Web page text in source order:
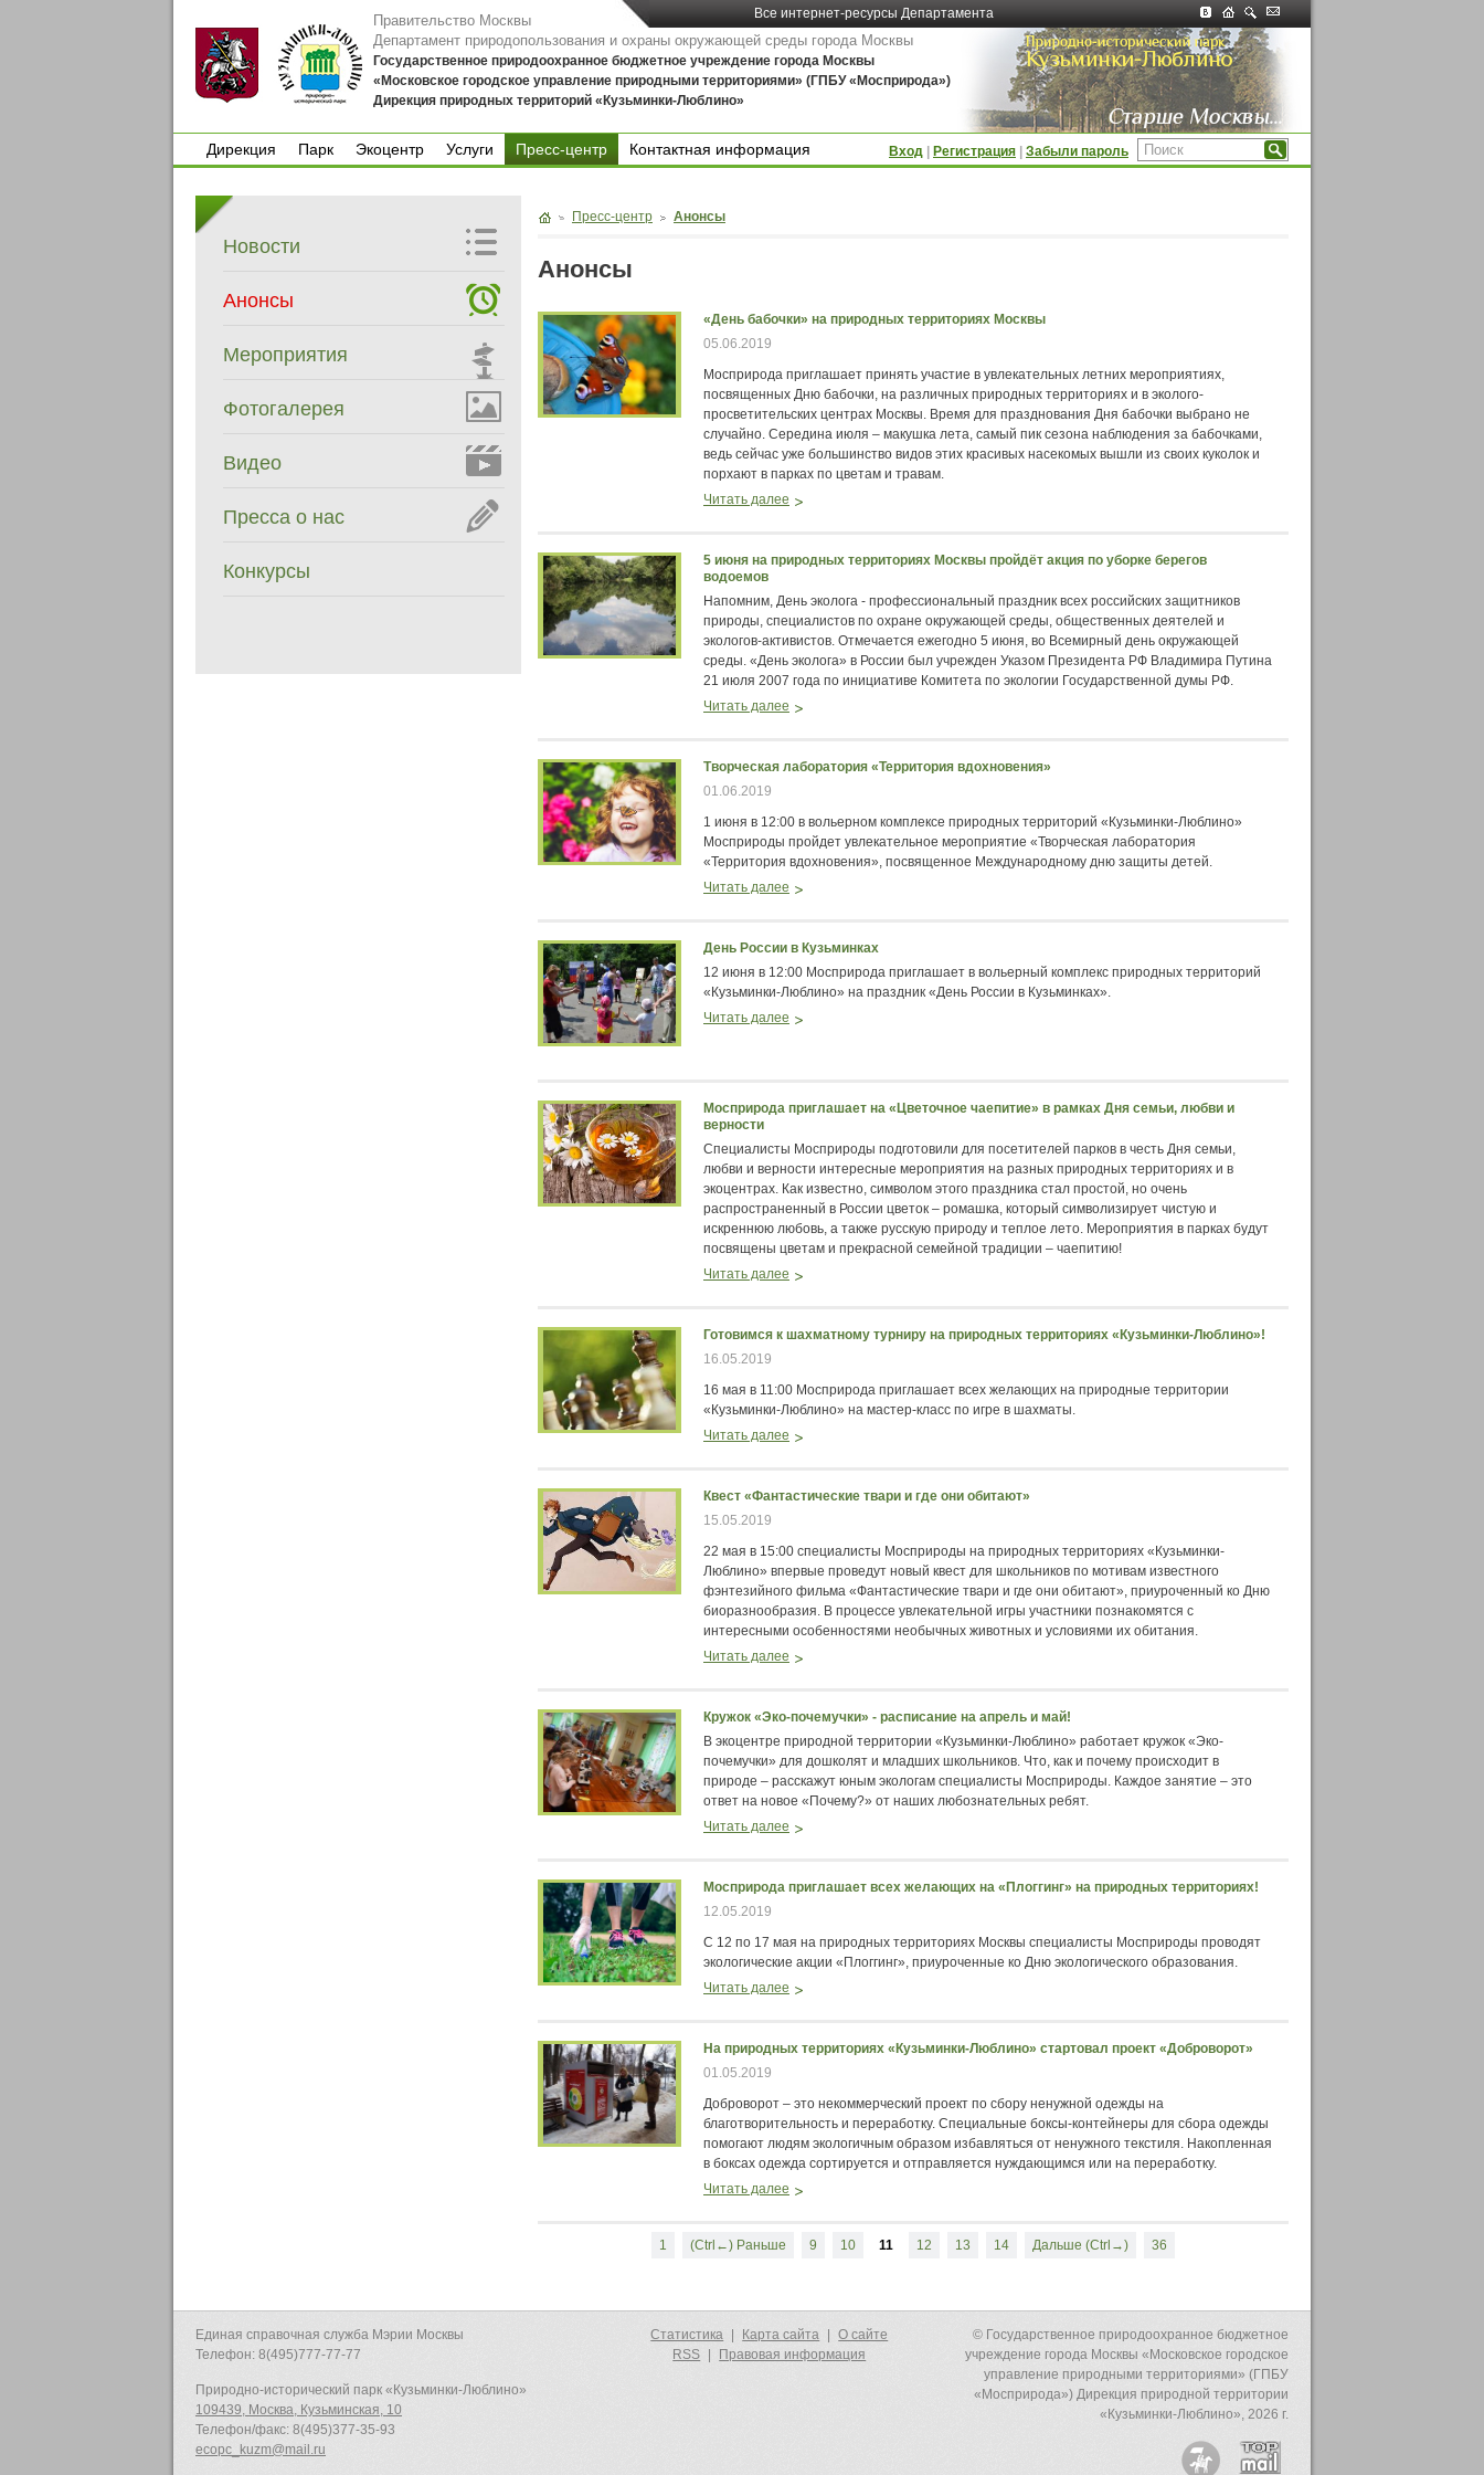
Все интернет-ресурсы Департамента
Правительство Москвы
Департамент природопользования и охраны окружающей среды города Москвы
Государственное природоохранное бюджетное учреждение города Москвы
«Московское городское управление природными территориями» (ГПБУ «Мосприрода»)
Дирекция природных территорий «Кузьминки-Люблино»
Дирекция
Парк
Экоцентр
Услуги
Пресс-центр
Контактная информация
Вход Регистрация Забыли пароль
Новости
Анонсы
Мероприятия
Фотогалерея
Видео
Пресса о нас
Конкурсы
Пресс-центр Анонсы
Анонсы
«День бабочки» на природных территориях Москвы
05.06.2019
Мосприрода приглашает принять участие в увлекательных летних мероприятиях,
посвященных Дню бабочки, на различных природных территориях и в эколого-
просветительских центрах Москвы. Время для празднования Дня бабочки выбрано не
случайно. Середина июля – макушка лета, самый пик сезона наблюдения за бабочками,
ведь сейчас уже большинство видов этих красивых насекомых вышли из своих куколок и
порхают в парках по цветам и травам.
Читать далее
5 июня на природных территориях Москвы пройдёт акция по уборке берегов
водоемов
Напомним, День эколога - профессиональный праздник всех российских защитников
природы, специалистов по охране окружающей среды, общественных деятелей и
экологов-активистов. Отмечается ежегодно 5 июня, во Всемирный день окружающей
среды. «День эколога» в России был учрежден Указом Президента РФ Владимира Путина
21 июля 2007 года по инициативе Комитета по экологии Государственной думы РФ.
Читать далее
Творческая лаборатория «Территория вдохновения»
01.06.2019
1 июня в 12:00 в вольерном комплексе природных территорий «Кузьминки-Люблино»
Мосприроды пройдет увлекательное мероприятие «Творческая лаборатория
«Территория вдохновения», посвященное Международному дню защиты детей.
Читать далее
День России в Кузьминках
12 июня в 12:00 Мосприрода приглашает в вольерный комплекс природных территорий
«Кузьминки-Люблино» на праздник «День России в Кузьминках».
Читать далее
Мосприрода приглашает на «Цветочное чаепитие» в рамках Дня семьи, любви и
верности
Специалисты Мосприроды подготовили для посетителей парков в честь Дня семьи,
любви и верности интересные мероприятия на разных природных территориях и в
экоцентрах. Как известно, символом этого праздника стал простой, но очень
распространенный в России цветок – ромашка, который символизирует чистую и
искреннюю любовь, а также русскую природу и теплое лето. Мероприятия в парках будут
посвящены цветам и прекрасной семейной традиции – чаепитию!
Читать далее
Готовимся к шахматному турниру на природных территориях «Кузьминки-Люблино»!
16.05.2019
16 мая в 11:00 Мосприрода приглашает всех желающих на природные территории
«Кузьминки-Люблино» на мастер-класс по игре в шахматы.
Читать далее
Квест «Фантастические твари и где они обитают»
15.05.2019
22 мая в 15:00 специалисты Мосприроды на природных территориях «Кузьминки-
Люблино» впервые проведут новый квест для школьников по мотивам известного
фэнтезийного фильма «Фантастические твари и где они обитают», приуроченный ко Дню
биоразнообразия. В процессе увлекательной игры участники познакомятся с
интересными особенностями необычных животных и условиями их обитания.
Читать далее
Кружок «Эко-почемучки» - расписание на апрель и май!
В экоцентре природной территории «Кузьминки-Люблино» работает кружок «Эко-
почемучки» для дошколят и младших школьников. Что, как и почему происходит в
природе – расскажут юным экологам специалисты Мосприроды. Каждое занятие – это
ответ на новое «Почему?» от наших любознательных ребят.
Читать далее
Мосприрода приглашает всех желающих на «Плоггинг» на природных территориях!
12.05.2019
С 12 по 17 мая на природных территориях Москвы специалисты Мосприроды проводят
экологические акции «Плоггинг», приуроченные ко Дню экологического образования.
Читать далее
На природных территориях «Кузьминки-Люблино» стартовал проект «Доброворот»
01.05.2019
Доброворот – это некоммерческий проект по сбору ненужной одежды на
благотворительность и переработку. Специальные боксы-контейнеры для сбора одежды
помогают людям экологичным образом избавляться от ненужного текстиля. Накопленная
в боксах одежда сортируется и отправляется нуждающимся или на переработку.
Читать далее
1 (Ctrl←) Раньше 9 10 11 12 13 14 Дальше (Ctrl→) 36
Единая справочная служба Мэрии Москвы
Телефон: 8(495)777-77-77
Природно-исторический парк «Кузьминки-Люблино»
109439, Москва, Кузьминская, 10
Телефон/факс: 8(495)377-35-93
ecopc_kuzm@mail.ru
© Государственное природоохранное бюджетное
учреждение города Москвы «Московское городское
управление природными территориями» (ГПБУ
«Мосприрода») Дирекция природной территории
«Кузьминки-Люблино», 2026 г.
Статистика Карта сайта
О сайте
RSS
Правовая информация